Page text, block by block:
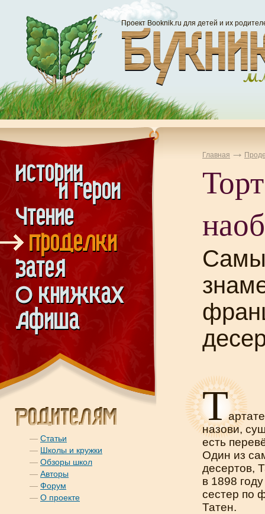
Проект Booknik.ru для детей и их
— Статьи
— Школы и кружки
— Обзоры школ
— Авторы
— Форум
— О проекте
Главная
Торт
Т
назови,
есть
Один из
десертов,
в 1898
сестер по
Татен.